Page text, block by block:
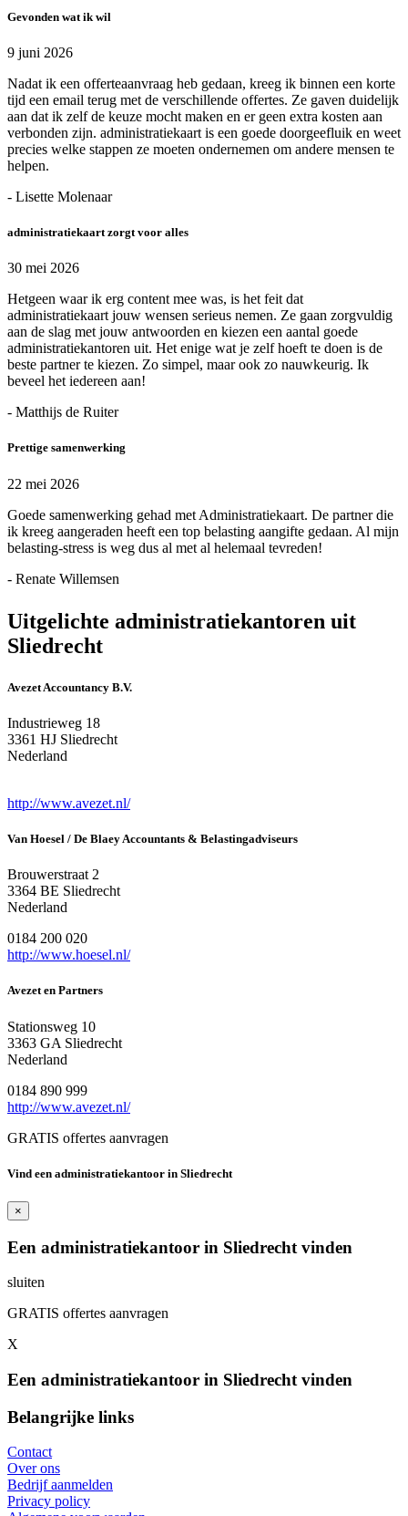
Gevonden wat ik wil
9 juni 2026
Nadat ik een offerteaanvraag heb gedaan, kreeg ik binnen een korte
tijd een email terug met de verschillende offertes. Ze gaven duidelijk
aan dat ik zelf de keuze mocht maken en er geen extra kosten aan
verbonden zijn. administratiekaart is een goede doorgeefluik en weet
precies welke stappen ze moeten ondernemen om andere mensen te
helpen.
- Lisette Molenaar
administratiekaart zorgt voor alles
30 mei 2026
Hetgeen waar ik erg content mee was, is het feit dat
administratiekaart jouw wensen serieus nemen. Ze gaan zorgvuldig
aan de slag met jouw antwoorden en kiezen een aantal goede
administratiekantoren uit. Het enige wat je zelf hoeft te doen is de
beste partner te kiezen. Zo simpel, maar ook zo nauwkeurig. Ik
beveel het iedereen aan!
- Matthijs de Ruiter
Prettige samenwerking
22 mei 2026
Goede samenwerking gehad met Administratiekaart. De partner die
ik kreeg aangeraden heeft een top belasting aangifte gedaan. Al mijn
belasting-stress is weg dus al met al helemaal tevreden!
- Renate Willemsen
Uitgelichte administratiekantoren uit
Sliedrecht
Avezet Accountancy B.V.
Industrieweg 18
3361 HJ Sliedrecht
Nederland
http://www.avezet.nl/
Van Hoesel / De Blaey Accountants & Belastingadviseurs
Brouwerstraat 2
3364 BE Sliedrecht
Nederland
0184 200 020
http://www.hoesel.nl/
Avezet en Partners
Stationsweg 10
3363 GA Sliedrecht
Nederland
0184 890 999
http://www.avezet.nl/
GRATIS offertes aanvragen
Vind een administratiekantoor in Sliedrecht
×
Een administratiekantoor in Sliedrecht vinden
sluiten
GRATIS offertes aanvragen
X
Een administratiekantoor in Sliedrecht vinden
Belangrijke links
Contact
Over ons
Bedrijf aanmelden
Privacy policy